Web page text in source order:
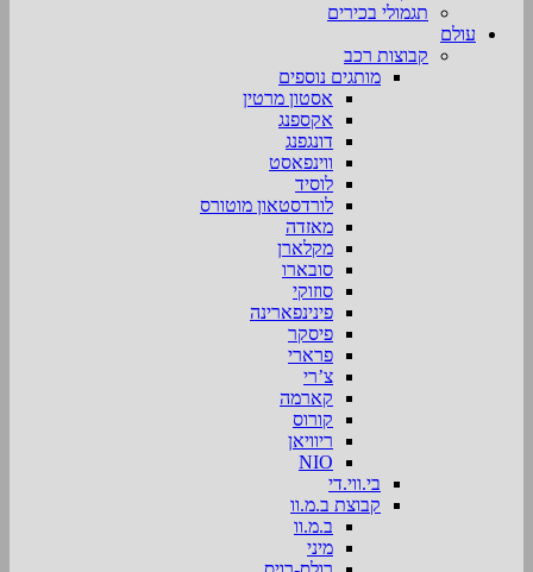
תגמולי בכירים
עולם
קבוצות רכב
מותגים נוספים
אסטון מרטין
אקספנג
דונגפנג
ווינפאסט
לוסיד
לורדסטאון מוטורס
מאזדה
מקלארן
סובארו
סוזוקי
פינינפארינה
פיסקר
פרארי
צ’רי
קארמה
קורוס
ריוויאן
NIO
בי.ווי.די
קבוצת ב.מ.וו
ב.מ.וו
מיני